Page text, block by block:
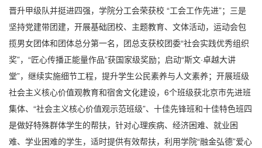
晋升甲级队并挺进四强，学院分工会荣获校 “工会工作先进”；三是
坚持党建带团建，开展基础团校、主题教育、文体活动，运动会包
揽男女团体和团体总分第一名，团总支获校团委“社会实践优秀组织
奖”，“匠心传播正能量作品”获国家级奖励；启动“斯文·卓越大讲
堂”，继续实施细节工程，提升学生公民素养与人文素养；开展班级
社会主义核心价值观教育和宿舍文化建设， 6个班级获北京市先进班
集体、“社会主义核心价值观示范班级”、十佳先锋班和十佳特色班四
是做好特殊群体学生的帮扶，针对心理疾病、经济困难、就业困
难、学业困难的学生，适时提供有效帮扶，利用学院“融金弘德”爱心